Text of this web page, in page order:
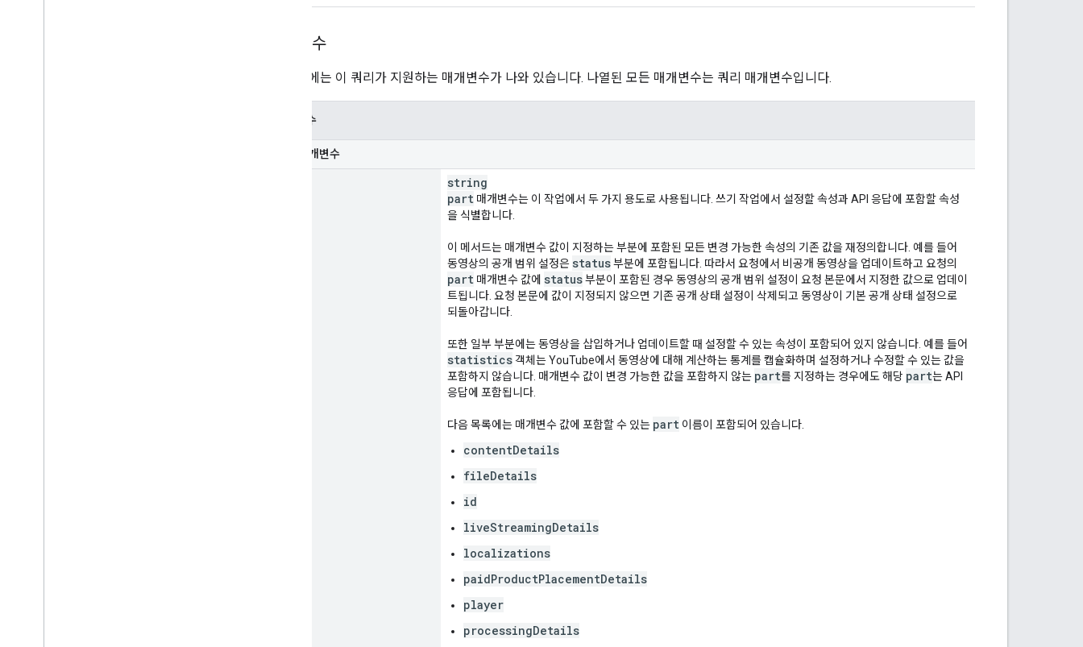
매개변수
다음 표에는 이 쿼리가 지원하는 매개변수가 나와 있습니다. 나열된 모든 매개변수는 쿼리 매개변수입니다.
매개변수
필수 매개변수
string
part 매개변수는 이 작업에서 두 가지 용도로 사용됩니다. 쓰기 작업에서 설정할 속성과 API 응답에 포함할 속성
을 식별합니다.
이 메서드는 매개변수 값이 지정하는 부분에 포함된 모든 변경 가능한 속성의 기존 값을 재정의합니다. 예를 들어
동영상의 공개 범위 설정은 status부분에 포함됩니다. 따라서 요청에서 비공개 동영상을 업데이트하고 요청의
part 매개변수 값에 status부분이 포함된 경우 동영상의 공개 범위 설정이 요청 본문에서 지정한 값으로 업데이
트됩니다. 요청 본문에 값이 지정되지 않으면 기존 공개 상태 설정이 삭제되고 동영상이 기본 공개 상태 설정으로
되돌아갑니다.
또한 일부 부분에는 동영상을 삽입하거나 업데이트할 때 설정할 수 있는 속성이 포함되어 있지 않습니다. 예를 들어
statistics 객체는 YouTube에서 동영상에 대해 계산하는 통계를 캡슐화하며 설정하거나 수정할 수 있는 값을
포함하지 않습니다. 매개변수 값이 변경 가능한 값을 포함하지 않는 part를 지정하는 경우에도 해당 part는 API
응답에 포함됩니다.
다음 목록에는 매개변수 값에 포함할 수 있는 part 이름이 포함되어 있습니다.
contentDetails
fileDetails
id
liveStreamingDetails
localizations
paidProductPlacementDetails
player
processingDetails